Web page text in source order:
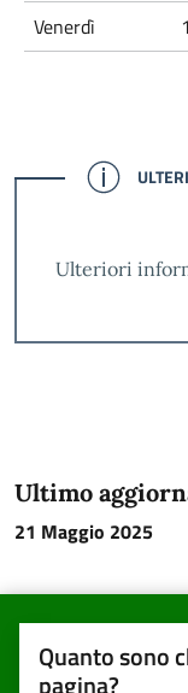
Venerdì
Ulteriori
Ultimo
21 Maggio 2025
Quanto sono
pagina?